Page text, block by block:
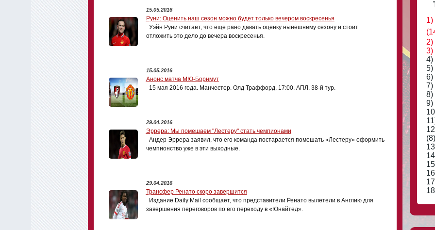
15.05.2016
Руни: Оценить наш сезон можно будет только вечером воскресенья
Уэйн Руни считает, что еще рано давать оценку нынешнему сезону и стоит
отложить это дело до вечера воскресенья.
15.05.2016
Анонс матча МЮ-Борнмут
15 мая 2016 года. Манчестер. Олд Траффорд. 17:00. АПЛ. 38-й тур.
29.04.2016
Эррера: Мы помешаем "Лестеру" стать чемпионами
Андер Эррера заявил, что его команда постарается помешать «Лестеру» оформить
чемпионство уже в эти выходные.
29.04.2016
Трансфер Ренато скоро завершится
Издание Daily Mail сообщает, что представители Ренато вылетели в Англию для
завершения переговоров по его переходу в «Юнайтед».
1)
2)
3)
4)
5)
6)
7)
8)
9)
(8)